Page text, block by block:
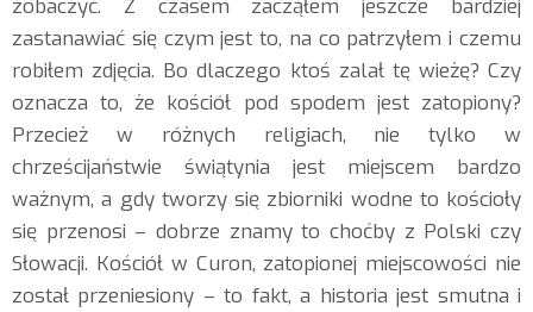
zobaczyć. Z czasem zacząłem jeszcze bardziej
zastanawiać się czym jest to, na co patrzyłem i czemu
robiłem zdjęcia. Bo dlaczego ktoś zalał tę wieżę? Czy
oznacza to, że kościół pod spodem jest zatopiony?
Przecież w różnych religiach, nie tylko w
chrześcijaństwie świątynia jest miejscem bardzo
ważnym, a gdy tworzy się zbiorniki wodne to kościoły
się przenosi – dobrze znamy to choćby z Polski czy
Słowacji. Kościół w Curon, zatopionej miejscowości nie
został przeniesiony – to fakt, a historia jest smutna i